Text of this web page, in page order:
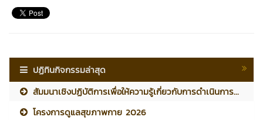
ปฏิทินกิจกรรมล่าสุด
สัมมนาเชิงปฏิบัติการเพื่อให้ความรู้เกี่ยวกับการดำเนินการ...
โครงการดูแลสุขภาพกาย 2026